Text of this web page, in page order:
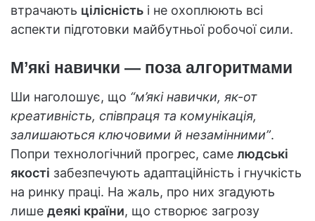
втрачають цілісність і не охоплюють всі
аспекти підготовки майбутньої робочої сили.
М’які навички — поза алгоритмами
Ши наголошує, що “м’які навички, як-от
креативність, співпраця та комунікація,
залишаються ключовими й незамінними”.
Попри технологічний прогрес, саме людські
якості забезпечують адаптаційність і гнучкість
на ринку праці. На жаль, про них згадують
лише деякі країни, що створює загрозу